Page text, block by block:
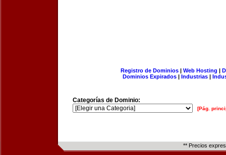
Registro de Dominios| Web Hosting |
Dominios Expirados | Industrias |
Categorías de Dominio:
[Pág.
** Precios